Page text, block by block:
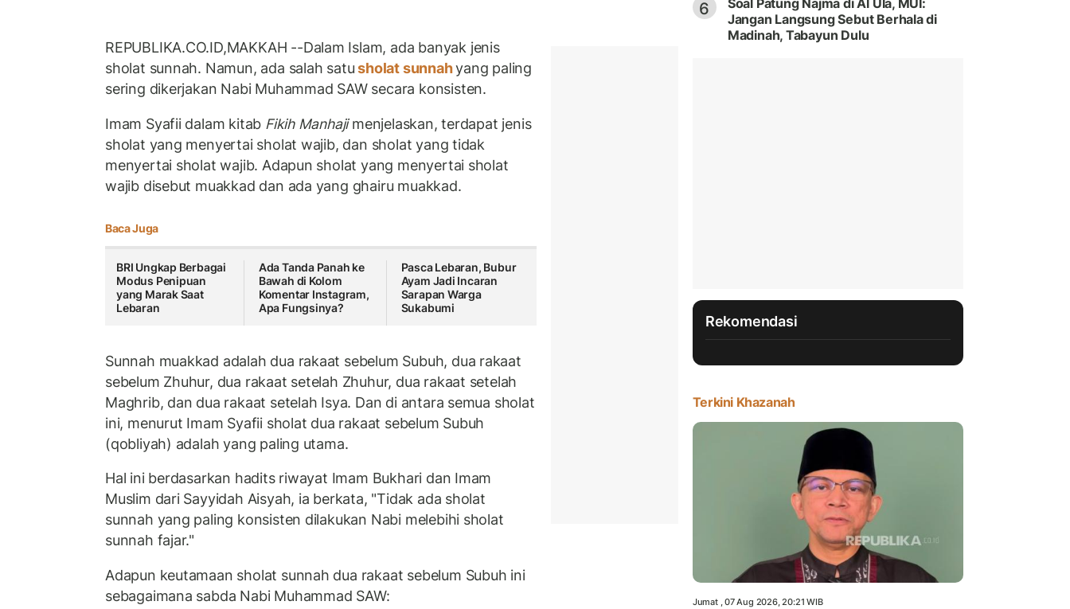
REPUBLIKA.CO.ID,MAKKAH --Dalam Islam, ada banyak jenis
sholat sunnah. Namun, ada salah satusholat sunnahyang paling
sering dikerjakan Nabi Muhammad SAW secara konsisten.
Imam Syafii dalam kitab Fikih Manhajimenjelaskan, terdapat jenis
sholat yang menyertai sholat wajib, dan sholat yang tidak
menyertai sholat wajib. Adapun sholat yang menyertai sholat
wajib disebut muakkad dan ada yang ghairu muakkad.
Baca Juga
BRI Ungkap Berbagai
Modus Penipuan
yang Marak Saat
Lebaran
Ada Tanda Panah ke
Bawah di Kolom
Komentar Instagram,
Apa Fungsinya?
Pasca Lebaran, Bubur
Ayam Jadi Incaran
Sarapan Warga
Sukabumi
Sunnah muakkad adalah dua rakaat sebelum Subuh, dua rakaat
sebelum Zhuhur, dua rakaat setelah Zhuhur, dua rakaat setelah
Maghrib, dan dua rakaat setelah Isya. Dan di antara semua sholat
ini, menurut Imam Syafii sholat dua rakaat sebelum Subuh
(qobliyah) adalah yang paling utama.
Hal ini berdasarkan hadits riwayat Imam Bukhari dan Imam
Muslim dari Sayyidah Aisyah, ia berkata, "Tidak ada sholat
sunnah yang paling konsisten dilakukan Nabi melebihi sholat
sunnah fajar."
Adapun keutamaan sholat sunnah dua rakaat sebelum Subuh ini
sebagaimana sabda Nabi Muhammad SAW:
6
Soal Patung Najma di Al Ula, MUI:
Jangan Langsung Sebut Berhala di
Madinah, Tabayun Dulu
Rekomendasi
Terkini Khazanah
Jumat , 07 Aug 2026, 20:21 WIB